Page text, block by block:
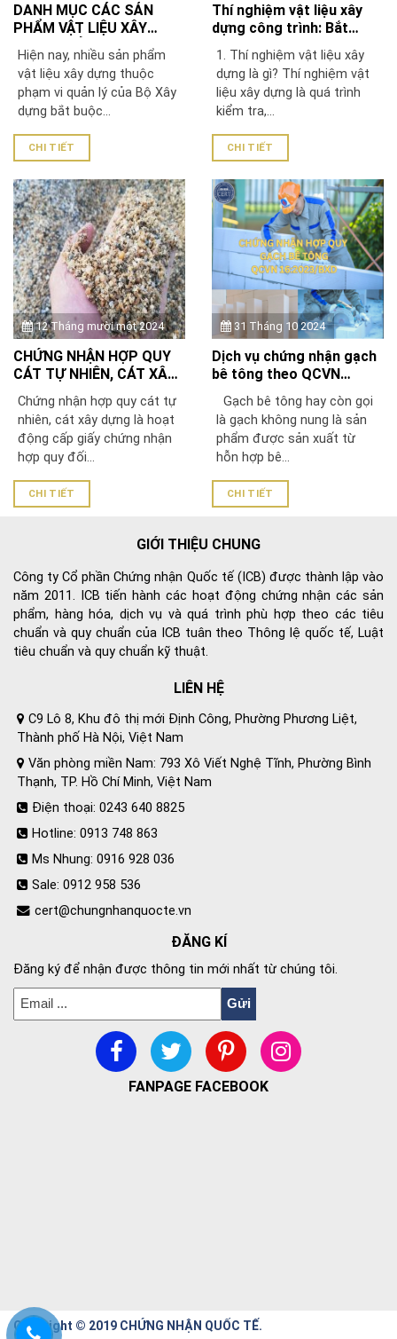
DANH MỤC CÁC SẢN
PHẨM VẬT LIỆU XÂY
DỰNG PHẢI CHỨNG NHẬN
HỢP QUY THEO QCVN
16:2023/BXD
Hiện nay, nhiều sản phẩm
vật liệu xây dựng thuộc
phạm vi quản lý của Bộ Xây
dựng bắt buộc...
CHI TIẾT
Thí nghiệm vật liệu xây
dựng công trình: Bắt
buộc để chứng nhận
QCVN 16:2023/BXD
1. Thí nghiệm vật liệu xây
dựng là gì? Thí nghiệm vật
liệu xây dựng là quá trình
kiểm tra,...
CHI TIẾT
12 Tháng mười một 2024
CHỨNG NHẬN HỢP QUY
CÁT TỰ NHIÊN, CÁT XÂY
DỰNG THEO QCVN
16:2023/BXD
Chứng nhận hợp quy cát tự
nhiên, cát xây dựng là hoạt
động cấp giấy chứng nhận
hợp quy đối...
CHI TIẾT
31 Tháng 10 2024
Dịch vụ chứng nhận gạch
bê tông theo QCVN
16:2023/BXD – Đúng
chuẩn Bộ Xây dựng
Gạch bê tông hay còn gọi
là gạch không nung là sản
phẩm được sản xuất từ
hỗn hợp bê...
CHI TIẾT
GIỚI THIỆU CHUNG
Công ty Cổ phần Chứng nhận Quốc tế (ICB) được thành lập vào
năm 2011. ICB tiến hành các hoạt động chứng nhận các sản
phẩm, hàng hóa, dịch vụ và quá trình phù hợp theo các tiêu
chuẩn và quy chuẩn của ICB tuân theo Thông lệ quốc tế, Luật
tiêu chuẩn và quy chuẩn kỹ thuật.
LIÊN HỆ
C9 Lô 8, Khu đô thị mới Định Công, Phường Phương Liệt,
Thành phố Hà Nội, Việt Nam
Văn phòng miền Nam: 793 Xô Viết Nghệ Tĩnh, Phường Bình
Thạnh, TP. Hồ Chí Minh, Việt Nam
Điện thoại: 0243 640 8825
Hotline: 0913 748 863
Ms Nhung: 0916 928 036
Sale: 0912 958 536
cert@chungnhanquocte.vn
ĐĂNG KÍ
Đăng ký để nhận được thông tin mới nhất từ chúng tôi.
FANPAGE FACEBOOK
Copyright © 2019 CHỨNG NHẬN QUỐC TẾ.